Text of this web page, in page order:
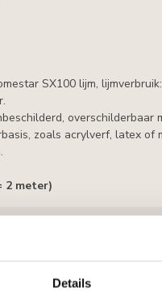
Details
SX100 lijm,
overschilderbaar
zoals acrylverf, latex of
2 meter)